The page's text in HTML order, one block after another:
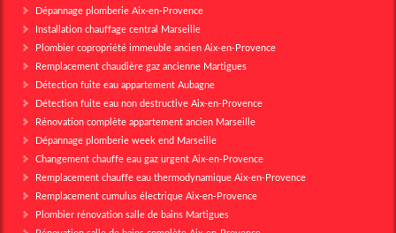
Dépannage plomberie Aix-en-Provence
Installation chauffage central Marseille
Plombier copropriété immeuble ancien Aix-en-Provence
Remplacement chaudière gaz ancienne Martigues
Détection fuite eau appartement Aubagne
Détection fuite eau non destructive Aix-en-Provence
Rénovation complète appartement ancien Marseille
Dépannage plomberie week end Marseille
Changement chauffe eau gaz urgent Aix-en-Provence
Remplacement chauffe eau thermodynamique Aix-en-Provence
Remplacement cumulus électrique Aix-en-Provence
Plombier rénovation salle de bains Martigues